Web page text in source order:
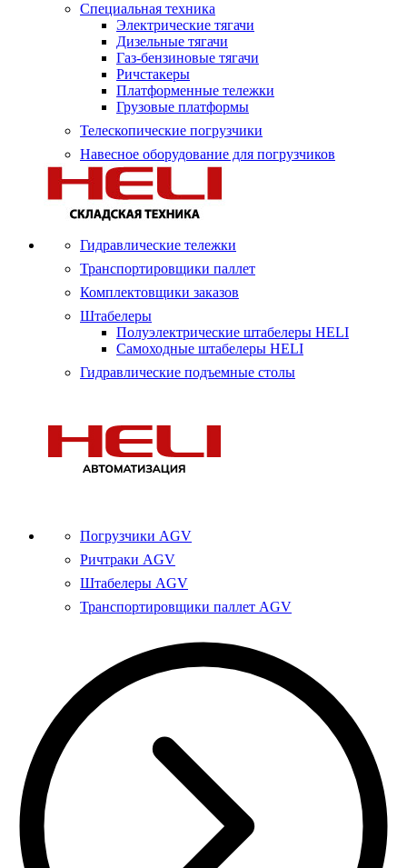
Специальная техника
Электрические тягачи
Дизельные тягачи
Газ-бензиновые тягачи
Ричстакеры
Платформенные тележки
Грузовые платформы
Телескопические погрузчики
Навесное оборудование для погрузчиков
Гидравлические тележки
Транспортировщики паллет
Комплектовщики заказов
Штабелеры
Полуэлектрические штабелеры HELI
Самоходные штабелеры HELI
Гидравлические подъемные столы
Погрузчики AGV
Ричтраки AGV
Штабелеры AGV
Транспортировщики паллет AGV